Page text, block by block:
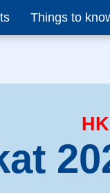
Things to